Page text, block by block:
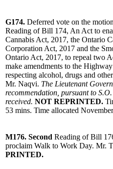
G174. Deferred vote on the
Reading of Bill 174, An Act to
Cannabis Act, 2017, the Ontario
Corporation Act, 2017 and the
Ontario Act, 2017, to repeal two
make amendments to the
respecting alcohol, drugs and
Mr. Naqvi. The Lieutenant
recommendation, pursuant to
received. NOT REPRINTED.
53 mins. Time allocated
M176. Second Reading of Bill
proclaim Walk to Work Day. Mr.
PRINTED.